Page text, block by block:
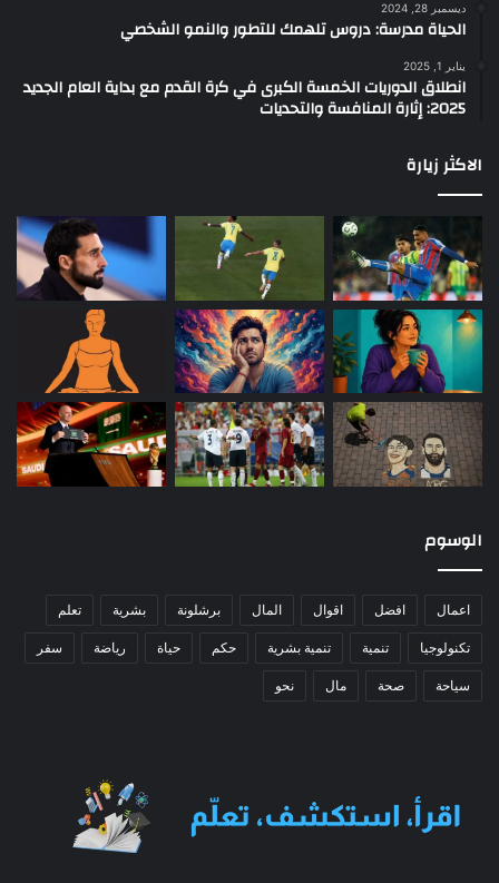
ديسمبر 28, 2024
الحياة مدرسة: دروس تلهمك للتطور والنمو الشخصي
يناير 1, 2025
انطلاق الدوريات الخمسة الكبرى في كرة القدم مع بداية العام الجديد
2025: إثارة المنافسة والتحديات
الاكثر زيارة
الوسوم
اعمال افضل اقوال المال برشلونة بشرية تعلم
تكنولوجيا تنمية تنمية بشرية حكم حياة رياضة سفر
سياحة صحة مال نحو